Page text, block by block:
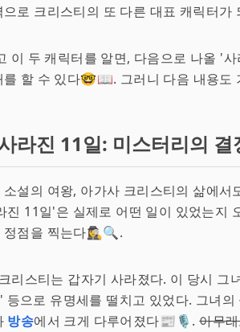
으로 크리스티의 또 다른 대표 캐릭터가
이 두 캐릭터를 알면, 다음으로 나올 '
를 할 수 있다🤓📖. 그러니 다음 내용도
라진 11일: 미스터리의 결
소설의 여왕, 아가사 크리스티의 삶에서
진 11일'은 실제로 어떤 일이 있었는지
정점을 찍는다🕵️‍♀️🔍.
리스티는 갑자기 사라졌다. 이 당시
으로 유명세를 떨치고 있었다. 그녀
방송에서 크게 다루어졌다📰🎙.아무